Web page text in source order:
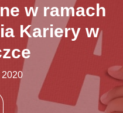
w ramach
Kariery w
2020